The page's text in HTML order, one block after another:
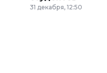
31 декабря, 12:50